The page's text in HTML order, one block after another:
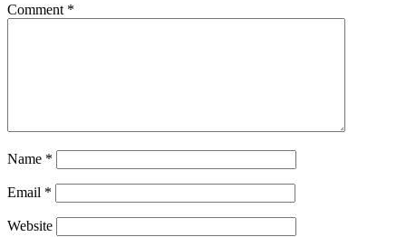
Comment *
Name *
Email *
Website